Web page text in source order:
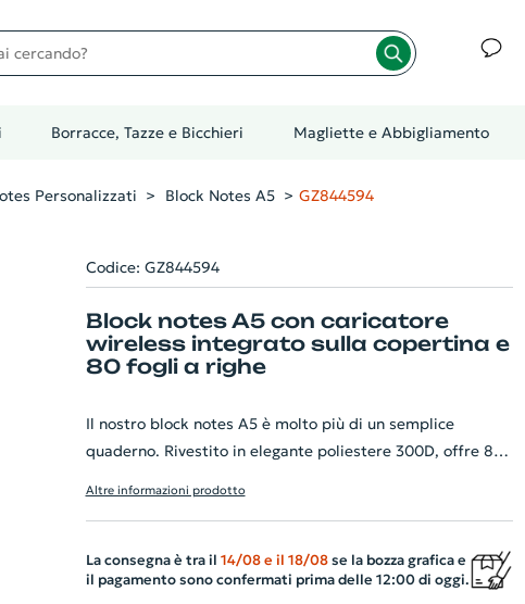
Borracce, Tazze e Bicchieri Magliette e Abbigliamento
Personalizzati Block Notes A5 GZ844594
Codice: GZ844594
Block notes A5 con caricatore
wireless integrato sulla copertina e
80 fogli a righe
Il nostro block notes A5 è molto più di un semplice
quaderno. Rivestito in elegante poliestere 300D, offre 80
permette di ricaricare i vostri dispositivi in maniera
rapida e pratica. Il block notes include inoltre un cavo di
Altre informazioni prodotto
La consegna è tra il 14/08 e il 18/08se la bozza grafica e
il pagamento sono confermati prima delle 12:00 di oggi.